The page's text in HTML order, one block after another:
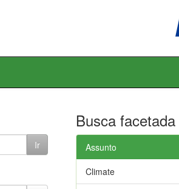
Busca facetada
Assunto
Climate